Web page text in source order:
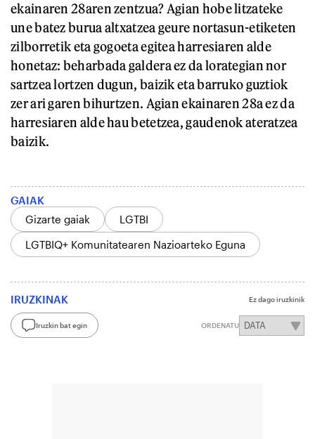
ekainaren 28aren zentzua? Agian hobe litzateke
une batez burua altxatzea geure nortasun-etiketen
zilborretik eta gogoeta egitea harresiaren alde
honetaz: beharbada galdera ez da lorategian nor
sartzea lortzen dugun, baizik eta barruko guztiok
zer ari garen bihurtzen. Agian ekainaren 28a ez da
harresiaren alde hau betetzea, gaudenok ateratzea
baizik.
GAIAK
Gizarte gaiak
LGTBI
LGTBIQ+ Komunitatearen Nazioarteko Eguna
IRUZKINAK Ez dago iruzkinik
Iruzkin bat egin ORDENATU